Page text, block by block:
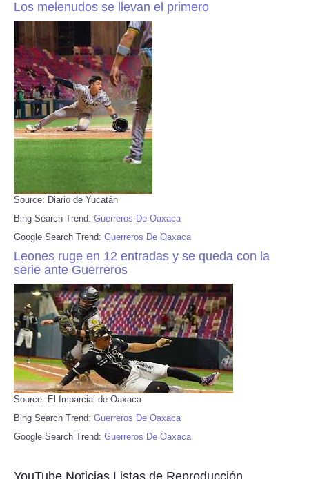
Los melenudos se llevan el primero
Source: Diario de Yucatán
Bing Search Trend: Guerreros De Oaxaca
Google Search Trend: Guerreros De Oaxaca
Leones ruge en 12 entradas y se queda con la
serie ante Guerreros
Source: El Imparcial de Oaxaca
Bing Search Trend: Guerreros De Oaxaca
Google Search Trend: Guerreros De Oaxaca
YouTube Noticias Listas de Reproducción